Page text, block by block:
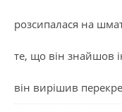
розсипалася на
те, що він знайшов
він вирішив